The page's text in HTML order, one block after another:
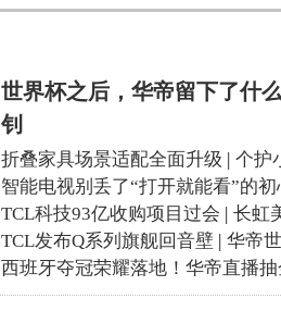
世界杯之后，华帝留下了什
钊
折叠家具场景适配全面升级 | 个护
智能电视别丢了“打开就能看”的初
TCL科技93亿收购项目过会 | 长虹
TCL发布Q系列旗舰回音壁 | 华帝
西班牙夺冠荣耀落地！华帝直播